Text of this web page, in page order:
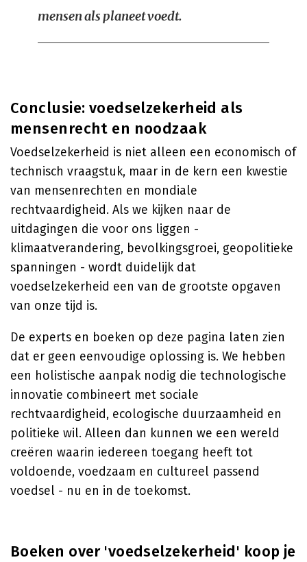
mensen als planeet voedt.
Conclusie: voedselzekerheid als
mensenrecht en noodzaak
Voedselzekerheid is niet alleen een economisch of
technisch vraagstuk, maar in de kern een kwestie
van mensenrechten en mondiale
rechtvaardigheid. Als we kijken naar de
uitdagingen die voor ons liggen -
klimaatverandering, bevolkingsgroei, geopolitieke
spanningen - wordt duidelijk dat
voedselzekerheid een van de grootste opgaven
van onze tijd is.
De experts en boeken op deze pagina laten zien
dat er geen eenvoudige oplossing is. We hebben
een holistische aanpak nodig die technologische
innovatie combineert met sociale
rechtvaardigheid, ecologische duurzaamheid en
politieke wil. Alleen dan kunnen we een wereld
creëren waarin iedereen toegang heeft tot
voldoende, voedzaam en cultureel passend
voedsel - nu en in de toekomst.
Boeken over 'voedselzekerheid' koop je